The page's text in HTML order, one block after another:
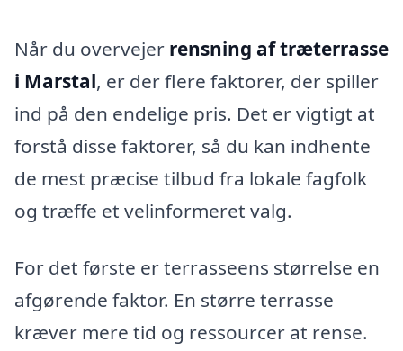
Når du overvejer rensning af træterrasse
i Marstal, er der flere faktorer, der spiller
ind på den endelige pris. Det er vigtigt at
forstå disse faktorer, så du kan indhente
de mest præcise tilbud fra lokale fagfolk
og træffe et velinformeret valg.
For det første er terrasseens størrelse en
afgørende faktor. En større terrasse
kræver mere tid og ressourcer at rense.